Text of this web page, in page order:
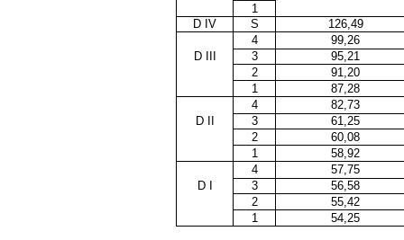
1
D IV
S
126,49
4
99,26
D III
3
95,21
2
91,20
1
87,28
4
82,73
D II
3
61,25
2
60,08
1
58,92
4
57,75
D I
3
56,58
2
55,42
1
54,25